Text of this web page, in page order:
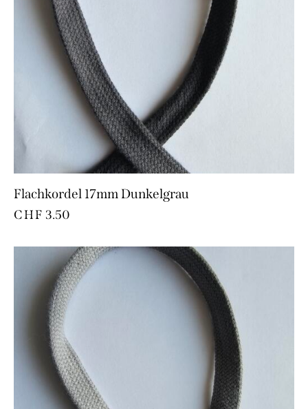
Flachkordel 17mm Dunkelgrau
CHF 3.50